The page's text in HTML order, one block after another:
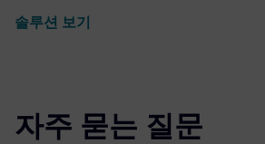
솔루션 보기
자주 묻는 질문